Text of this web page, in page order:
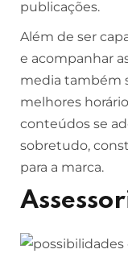
publicações.
Além de ser
e acompanhar
media também
melhores
conteúdos se
sobretudo,
para a marca.